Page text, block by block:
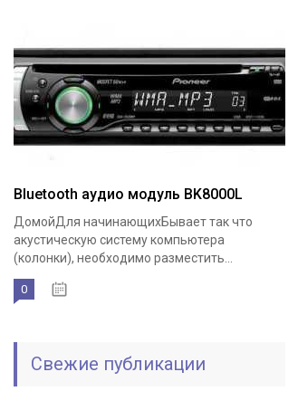
Bluetooth аудио модуль BK8000L
ДомойДля начинающихБывает так что
акустическую систему компьютера
(колонки), необходимо разместить...
0
Свежие публикации